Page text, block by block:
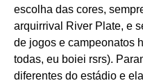
escolha das cores,
arquirrival River Plate, e
de jogos e campeonatos
todas, eu boiei rsrs).
diferentes do estádio e